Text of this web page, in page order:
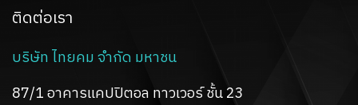
ติดต่อเรา
บริษัท ไทยคม จำกัด มหาชน
87/1 อาคารแคปปิตอล ทาวเวอร์ ชั้น 23